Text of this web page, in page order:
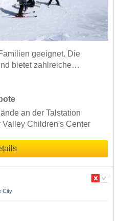
geeignet. Die
bietet zahlreiche…
an der Talstation
Children's Center
City